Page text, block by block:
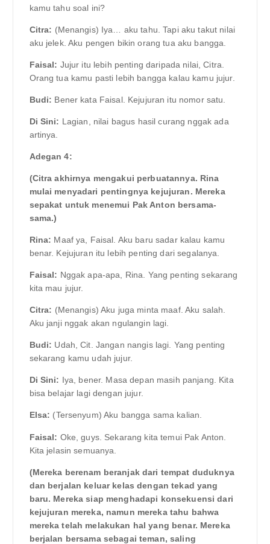
kamu tahu soal ini?
Citra: (Menangis) Iya… aku tahu. Tapi aku takut nilai
aku jelek. Aku pengen bikin orang tua aku bangga.
Faisal: Jujur itu lebih penting daripada nilai, Citra.
Orang tua kamu pasti lebih bangga kalau kamu jujur.
Budi: Bener kata Faisal. Kejujuran itu nomor satu.
Di Sini: Lagian, nilai bagus hasil curang nggak ada
artinya.
Adegan 4:
(Citra akhirnya mengakui perbuatannya. Rina
mulai menyadari pentingnya kejujuran. Mereka
sepakat untuk menemui Pak Anton bersama-
sama.)
Rina: Maaf ya, Faisal. Aku baru sadar kalau kamu
benar. Kejujuran itu lebih penting dari segalanya.
Faisal: Nggak apa-apa, Rina. Yang penting sekarang
kita mau jujur.
Citra: (Menangis) Aku juga minta maaf. Aku salah.
Aku janji nggak akan ngulangin lagi.
Budi: Udah, Cit. Jangan nangis lagi. Yang penting
sekarang kamu udah jujur.
Di Sini: Iya, bener. Masa depan masih panjang. Kita
bisa belajar lagi dengan jujur.
Elsa: (Tersenyum) Aku bangga sama kalian.
Faisal: Oke, guys. Sekarang kita temui Pak Anton.
Kita jelasin semuanya.
(Mereka berenam beranjak dari tempat duduknya
dan berjalan keluar kelas dengan tekad yang
baru. Mereka siap menghadapi konsekuensi dari
kejujuran mereka, namun mereka tahu bahwa
mereka telah melakukan hal yang benar. Mereka
berjalan bersama sebagai teman, saling